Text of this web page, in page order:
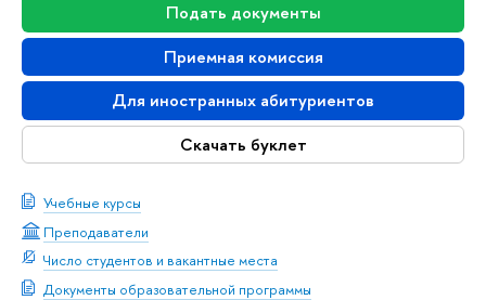
Подать документы
Приемная комиссия
Для иностранных абитуриентов
Скачать буклет
Учебные курсы
Преподаватели
Число студентов и вакантные места
Документы образовательной программы